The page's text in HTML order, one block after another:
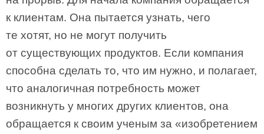
к клиентам. Она пытается узнать, чего
те хотят, но не могут получить
от существующих продуктов. Если компания
способна сделать то, что им нужно, и полагает,
что аналогичная потребность может
возникнуть у многих других клиентов, она
обращается к своим ученым за «изобретением